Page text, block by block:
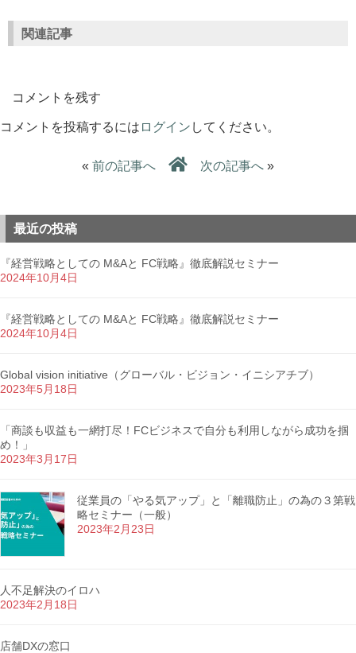
関連記事
コメントを残す
コメントを投稿するには ログイン してください。
« 前の記事へ 次の記事へ »
最近の投稿
『経営戦略としての M&Aと FC戦略』徹底解説セミナー
2024年10月4日
『経営戦略としての M&Aと FC戦略』徹底解説セミナー
2024年10月4日
Global vision initiative（グローバル・ビジョン・イニシアチブ）
2023年5月18日
「商談も収益も一網打尽！FCビジネスで自分も利用しながら成功を掴
め！」
2023年3月17日
従業員の「やる気アップ」と「離職防止」の為の３第戦
略セミナー（一般）
2023年2月23日
人不足解決のイロハ
2023年2月18日
店舗DXの窓口